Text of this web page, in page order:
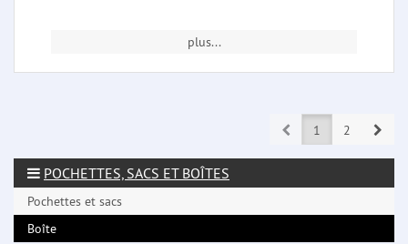
plus...
1 2
POCHETTES, SACS ET BOÎTES
Pochettes et sacs
Boîte